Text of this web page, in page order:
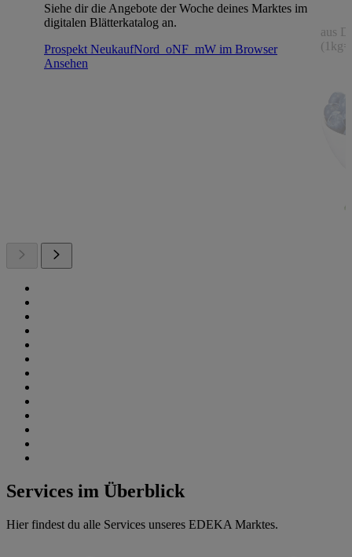
Siehe dir die Angebote der Woche deines Marktes im
digitalen Blätterkatalog an.
Prospekt NeukaufNord_oNF_mW im Browser
Ansehen
aus
Services im Überblick
Hier findest du alle Services unseres EDEKA Marktes.